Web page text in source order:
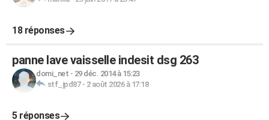
18 réponses
panne lave vaisselle indesit dsg 263
domi_net - 29 déc. 2014 à 15:23
stf_jpd87- 2 août 2026 à 17:18
5 réponses